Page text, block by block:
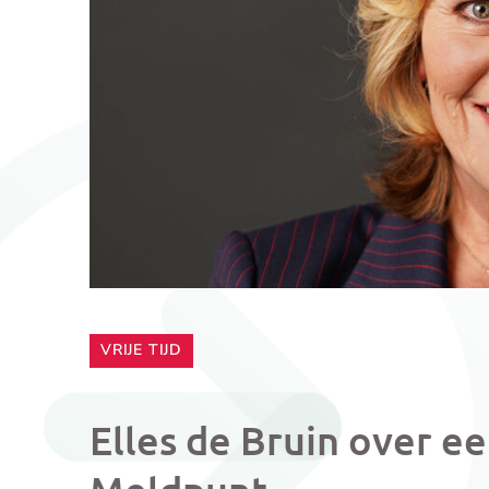
CATEGORIE:
VRIJE TIJD
Elles de Bruin over